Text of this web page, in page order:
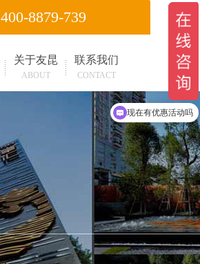
400-8879-739
关于友昆
ABOUT
联系我们
CONTACT
可以介绍下你们的产品么